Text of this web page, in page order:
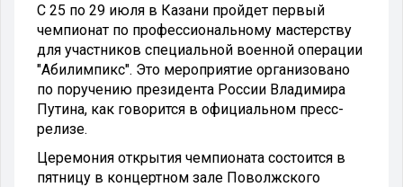
С 25 по 29 июля в Казани пройдет первый
чемпионат по профессиональному мастерству
для участников специальной военной операции
"Абилимпикс". Это мероприятие организовано
по поручению президента России Владимира
Путина, как говорится в официальном пресс-
релизе.
Церемония открытия чемпионата состоится в
пятницу в концертном зале Поволжского